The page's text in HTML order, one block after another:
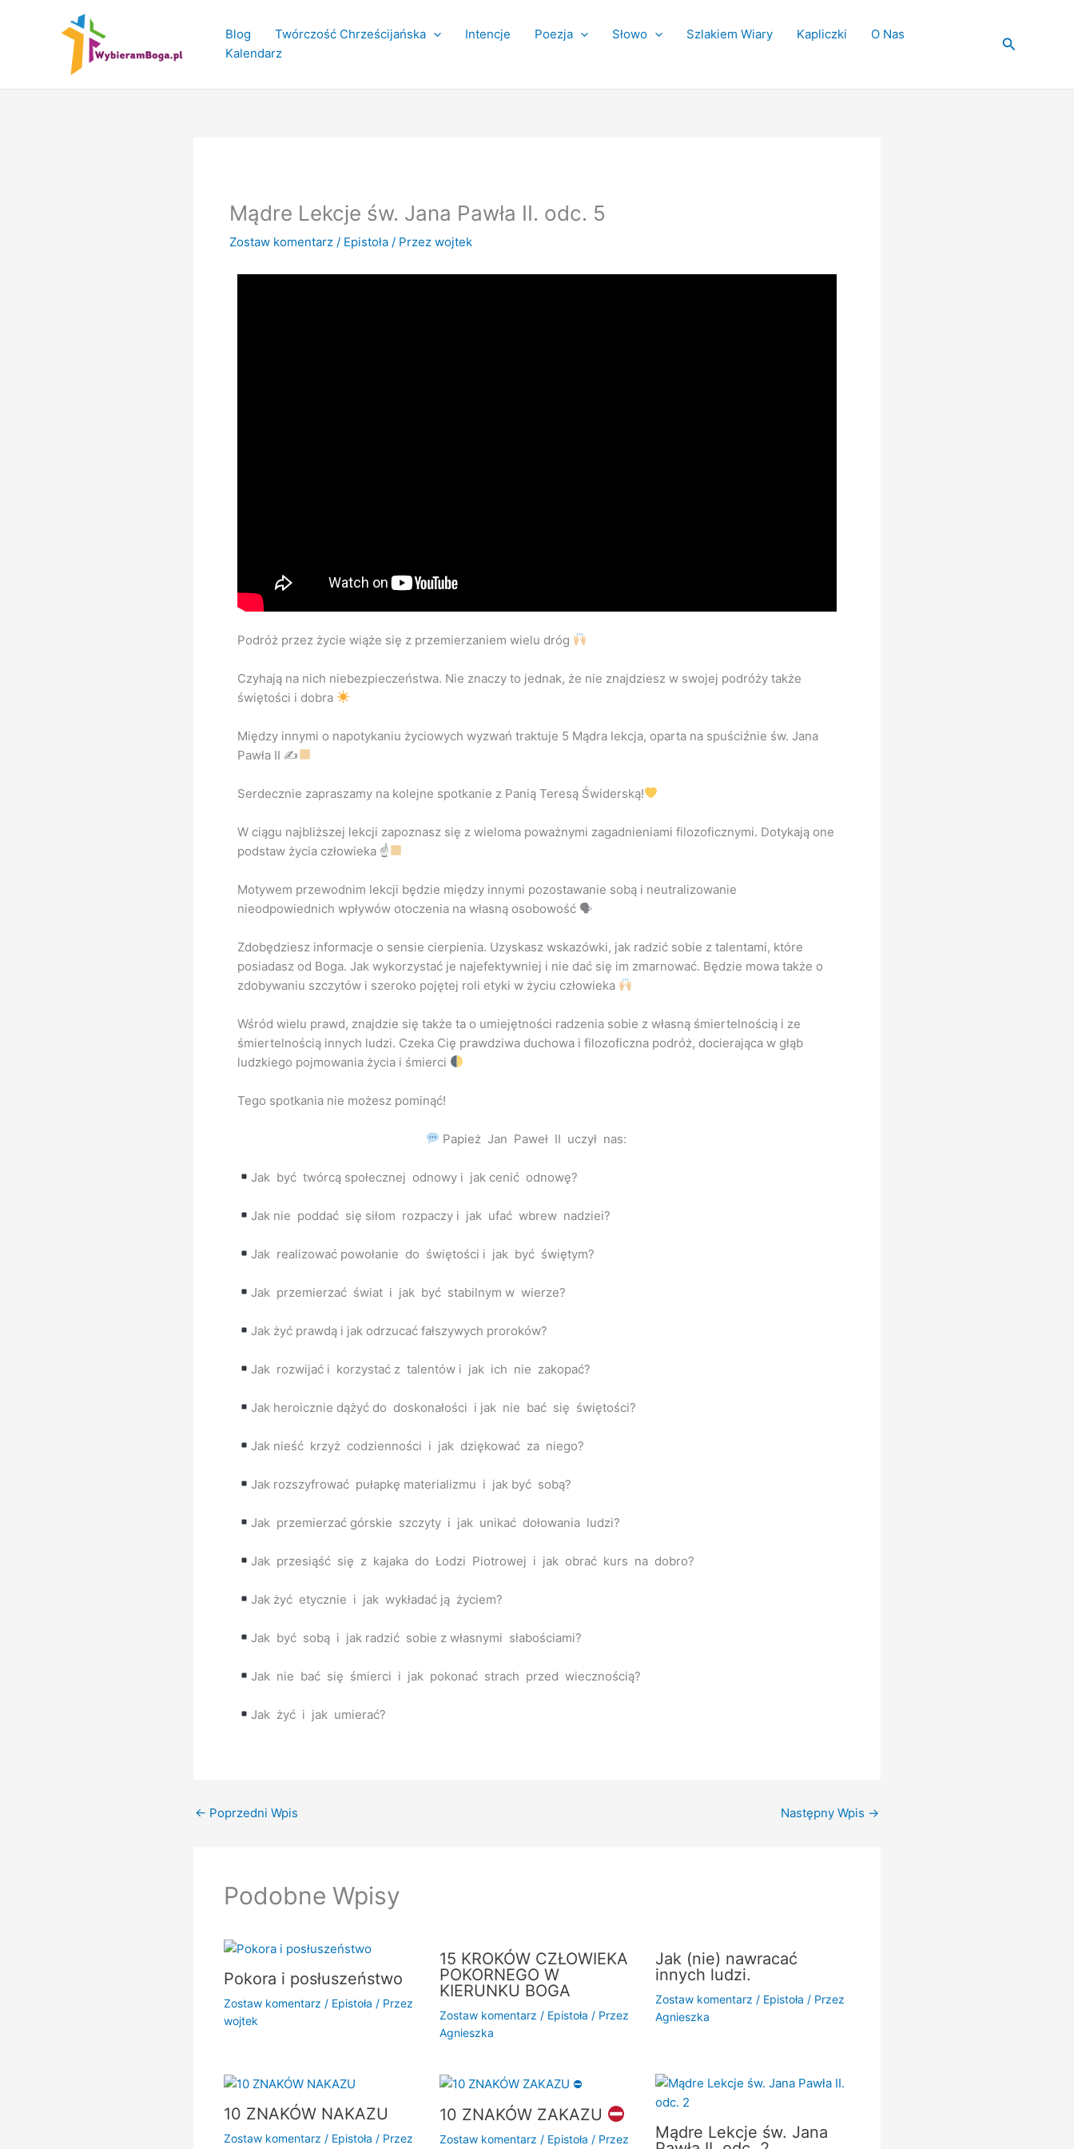
Blog Twórczość Chrześcijańska Intencje Poezja Słowo Szlakiem Wiary Kapliczki
O Nas
Kalendarz
Szukaj
Mądre Lekcje św. Jana Pawła II. odc. 5
Zostaw komentarz / Epistoła / Przez wojtek
Podróż przez życie wiąże się z przemierzaniem wielu dróg
Czyhają na nich niebezpieczeństwa. Nie znaczy to jednak, że nie znajdziesz w swojej podróży także
świętości i dobra
Między innymi o napotykaniu życiowych wyzwań traktuje 5 Mądra lekcja, oparta na spuściźnie św. Jana
Pawła II ✍
Serdecznie zapraszamy na kolejne spotkanie z Panią Teresą Świderską!
W ciągu najbliższej lekcji zapoznasz się z wieloma poważnymi zagadnieniami filozoficznymi. Dotykają one
podstaw życia człowieka ☝
Motywem przewodnim lekcji będzie między innymi pozostawanie sobą i neutralizowanie
nieodpowiednich wpływów otoczenia na własną osobowość 🗣
Zdobędziesz informacje o sensie cierpienia. Uzyskasz wskazówki, jak radzić sobie z talentami, które
posiadasz od Boga. Jak wykorzystać je najefektywniej i nie dać się im zmarnować. Będzie mowa także o
zdobywaniu szczytów i szeroko pojętej roli etyki w życiu człowieka
Wśród wielu prawd, znajdzie się także ta o umiejętności radzenia sobie z własną śmiertelnością i ze
śmiertelnością innych ludzi. Czeka Cię prawdziwa duchowa i filozoficzna podróż, docierająca w głąb
ludzkiego pojmowania życia i śmierci
Tego spotkania nie możesz pominąć!
Papież Jan Paweł II uczył nas:
Jak być twórcą społecznej odnowy i jak cenić odnowę?
Jak nie poddać się siłom rozpaczy i jak ufać wbrew nadziei?
Jak realizować powołanie do świętości i jak być świętym?
Jak przemierzać świat i jak być stabilnym w wierze?
Jak żyć prawdą i jak odrzucać fałszywych proroków?
Jak rozwijać i korzystać z talentów i jak ich nie zakopać?
Jak heroicznie dążyć do doskonałości i jak nie bać się świętości?
Jak nieść krzyż codzienności i jak dziękować za niego?
Jak rozszyfrować pułapkę materializmu i jak być sobą?
Jak przemierzać górskie szczyty i jak unikać dołowania ludzi?
Jak przesiąść się z kajaka do Łodzi Piotrowej i jak obrać kurs na dobro?
Jak żyć etycznie i jak wykładać ją życiem?
Jak być sobą i jak radzić sobie z własnymi słabościami?
Jak nie bać się śmierci i jak pokonać strach przed wiecznością?
Jak żyć i jak umierać?
← Poprzedni Wpis Następny Wpis →
Podobne Wpisy
Pokora i posłuszeństwo
Zostaw komentarz / Epistoła / Przez
wojtek
15 KROKÓW CZŁOWIEKA
POKORNEGO W
KIERUNKU BOGA
Zostaw komentarz / Epistoła / Przez
Agnieszka
Jak (nie) nawracać
innych ludzi.
Zostaw komentarz / Epistoła / Przez
Agnieszka
10 ZNAKÓW NAKAZU
Zostaw komentarz / Epistoła / Przez
10 ZNAKÓW ZAKAZU
Zostaw komentarz / Epistoła / Przez
Mądre Lekcje św. Jana